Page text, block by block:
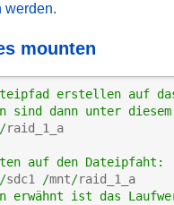
werden.
mounten
erstellen auf
sind dann unter
/raid_1_a
auf den Dateipfaht:
/sdc1 /mnt/
erwähnt ist das